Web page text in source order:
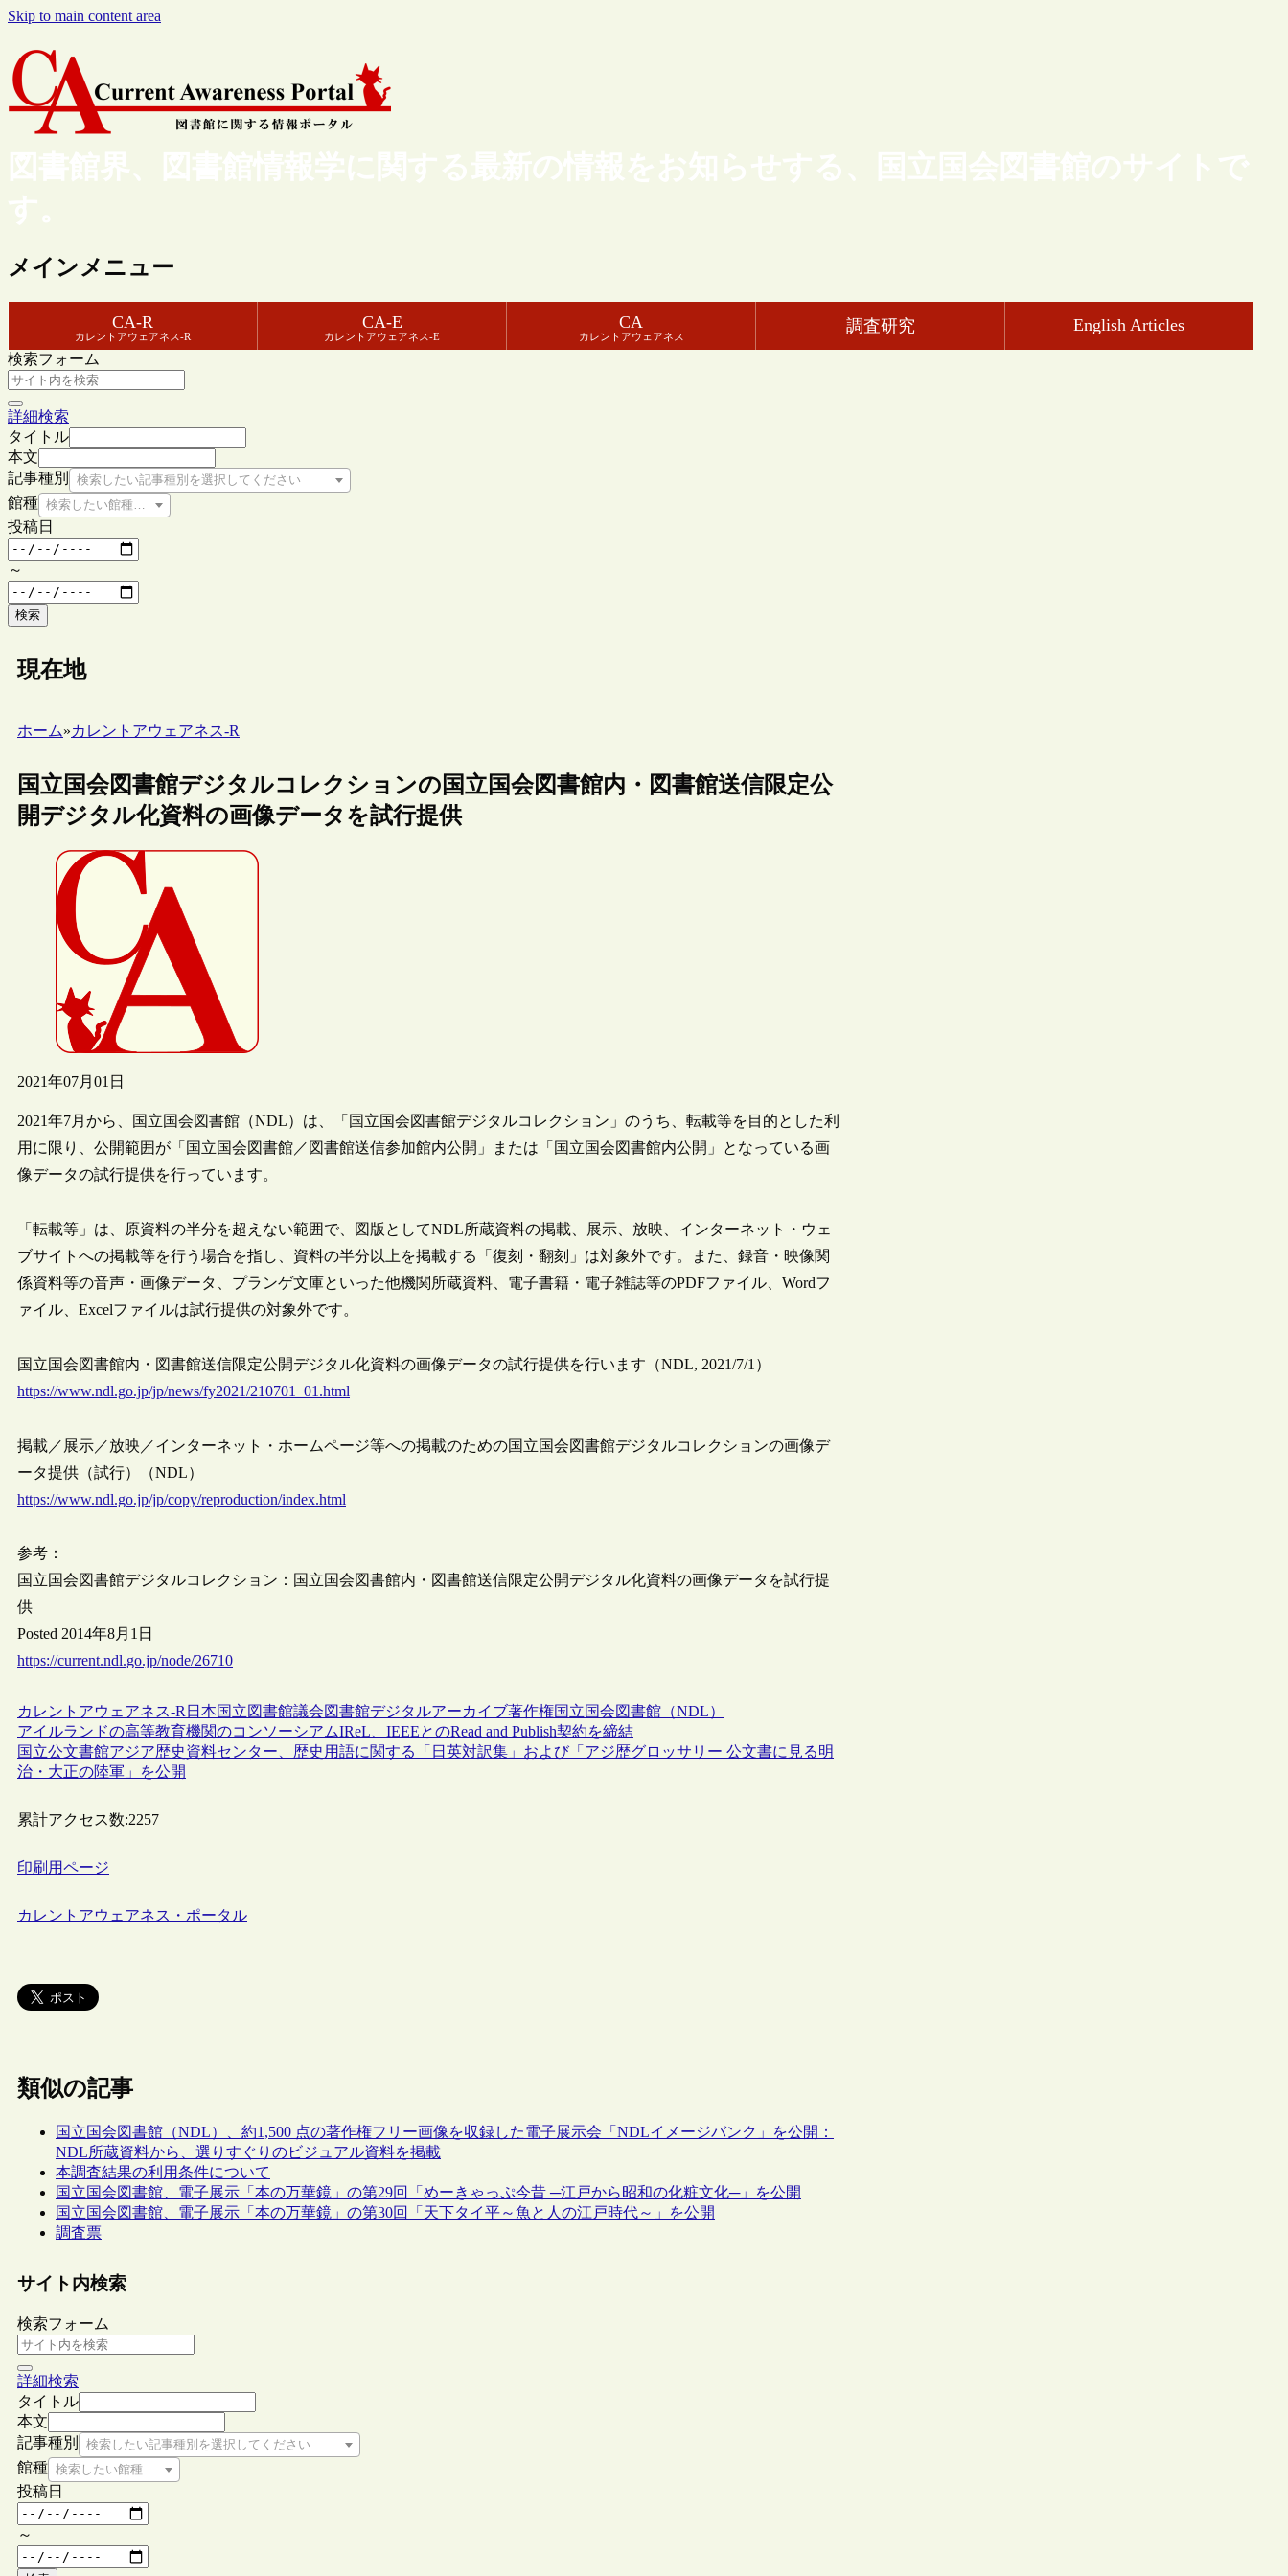
Skip to main content area
図書館界、図書館情報学に関する最新の情報をお知らせする、国立国会図書館のサイトで
す。
メインメニュー
CA-R
カレントアウェアネス-R
CA-E
カレントアウェアネス-E
CA
カレントアウェアネス
調査研究 English Articles
検索フォーム
詳細検索
タイトル
本文
記事種別
検索したい記事種別を選択してください
館種 検索したい館種を選択してください
投稿日
～
検索
現在地
ホーム»カレントアウェアネス-R
国立国会図書館デジタルコレクションの国立国会図書館内・図書館送信限定公
開デジタル化資料の画像データを試行提供
2021年07月01日
2021年7月から、国立国会図書館（NDL）は、「国立国会図書館デジタルコレクション」のうち、転載等を目的とした利
用に限り、公開範囲が「国立国会図書館／図書館送信参加館内公開」または「国立国会図書館内公開」となっている画
像データの試行提供を行っています。
「転載等」は、原資料の半分を超えない範囲で、図版としてNDL所蔵資料の掲載、展示、放映、インターネット・ウェ
ブサイトへの掲載等を行う場合を指し、資料の半分以上を掲載する「復刻・翻刻」は対象外です。また、録音・映像関
係資料等の音声・画像データ、プランゲ文庫といった他機関所蔵資料、電子書籍・電子雑誌等のPDFファイル、Wordフ
ァイル、Excelファイルは試行提供の対象外です。
国立国会図書館内・図書館送信限定公開デジタル化資料の画像データの試行提供を行います（NDL, 2021/7/1）
https://www.ndl.go.jp/jp/news/fy2021/210701_01.html
掲載／展示／放映／インターネット・ホームページ等への掲載のための国立国会図書館デジタルコレクションの画像デ
ータ提供（試行）（NDL）
https://www.ndl.go.jp/jp/copy/reproduction/index.html
参考：
国立国会図書館デジタルコレクション：国立国会図書館内・図書館送信限定公開デジタル化資料の画像データを試行提
供
Posted 2014年8月1日
https://current.ndl.go.jp/node/26710
カレントアウェアネス-R 日本国立図書館議会図書館デジタルアーカイブ著作権国立国会図書館（NDL）
アイルランドの高等教育機関のコンソーシアムIReL、IEEEとのRead and Publish契約を締結
国立公文書館アジア歴史資料センター、歴史用語に関する「日英対訳集」および「アジ歴グロッサリー 公文書に見る明
治・大正の陸軍」を公開
累計アクセス数:2257
印刷用ページ
カレントアウェアネス・ポータル
類似の記事
国立国会図書館（NDL）、約1,500 点の著作権フリー画像を収録した電子展示会「NDLイメージバンク」を公開：
NDL所蔵資料から、選りすぐりのビジュアル資料を掲載
本調査結果の利用条件について
国立国会図書館、電子展示「本の万華鏡」の第29回「めーきゃっぷ今昔 ─江戸から昭和の化粧文化─」を公開
国立国会図書館、電子展示「本の万華鏡」の第30回「天下タイ平～魚と人の江戸時代～」を公開
調査票
サイト内検索
検索フォーム
詳細検索
タイトル
本文
記事種別
検索したい記事種別を選択してください
館種 検索したい館種を選択してください
投稿日
～